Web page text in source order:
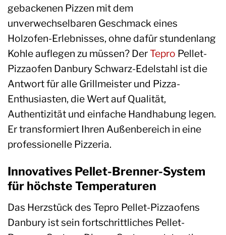
gebackenen Pizzen mit dem
unverwechselbaren Geschmack eines
Holzofen-Erlebnisses, ohne dafür stundenlang
Kohle auflegen zu müssen? DerTepro Pellet-
Pizzaofen Danbury Schwarz-Edelstahl ist die
Antwort für alle Grillmeister und Pizza-
Enthusiasten, die Wert auf Qualität,
Authentizität und einfache Handhabung legen.
Er transformiert Ihren Außenbereich in eine
professionelle Pizzeria.
Innovatives Pellet-Brenner-System
für höchste Temperaturen
Das Herzstück des Tepro Pellet-Pizzaofens
Danbury ist sein fortschrittliches Pellet-